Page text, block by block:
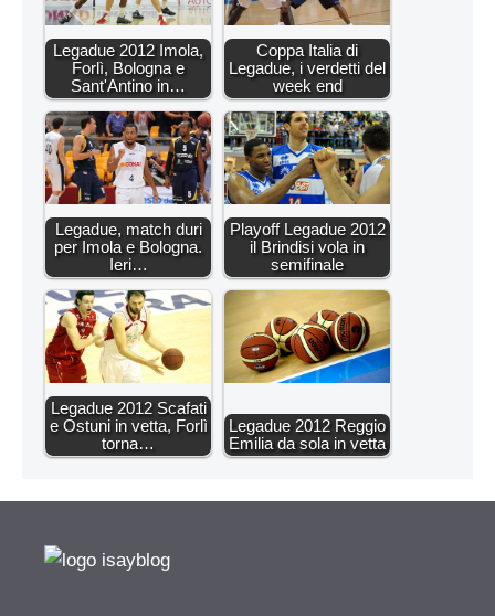
Legadue 2012 Imola,
Forlì, Bologna e
Sant'Antino in…
Coppa Italia di
Legadue, i verdetti del
week end
Legadue, match duri
per Imola e Bologna.
Ieri…
Playoff Legadue 2012
il Brindisi vola in
semifinale
Legadue 2012 Scafati
e Ostuni in vetta, Forlì
torna…
Legadue 2012 Reggio
Emilia da sola in vetta